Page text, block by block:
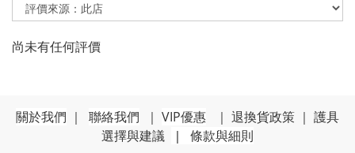
尚未有任何評價
關於我們 ｜ 聯絡我們 ｜ VIP優惠 ｜ 退換貨政策 ｜ 護具
選擇與建議
｜ 條款與細則